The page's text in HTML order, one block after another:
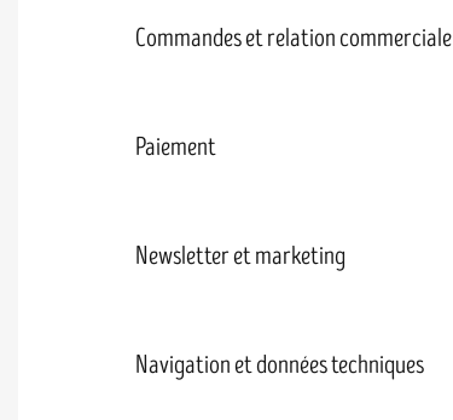
Commandes et relation commerciale
Paiement
Newsletter et marketing
Navigation et données techniques